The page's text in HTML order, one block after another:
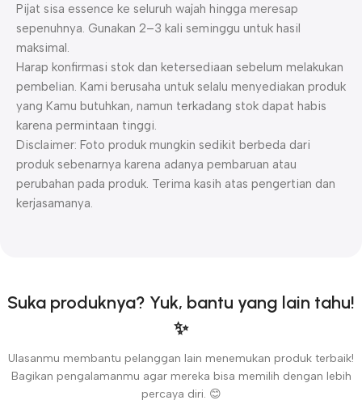
Pijat sisa essence ke seluruh wajah hingga meresap
sepenuhnya. Gunakan 2–3 kali seminggu untuk hasil
maksimal.
Harap konfirmasi stok dan ketersediaan sebelum melakukan
pembelian. Kami berusaha untuk selalu menyediakan produk
yang Kamu butuhkan, namun terkadang stok dapat habis
karena permintaan tinggi.
Disclaimer: Foto produk mungkin sedikit berbeda dari
produk sebenarnya karena adanya pembaruan atau
perubahan pada produk. Terima kasih atas pengertian dan
kerjasamanya.
Suka produknya? Yuk, bantu yang lain tahu!
✨
Ulasanmu membantu pelanggan lain menemukan produk terbaik!
Bagikan pengalamanmu agar mereka bisa memilih dengan lebih
percaya diri. 😊